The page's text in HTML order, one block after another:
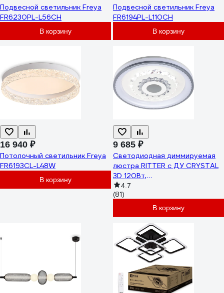
Подвесной светильник Freya
FR6230PL-L56CH
В корзину
Подвесной светильник Freya
FR6194PL-L110CH
В корзину
16 940 ₽
Потолочный светильник Freya
FR6193CL-L48W
В корзину
9 685 ₽
Светодиодная диммируемая
люстра RITTER с ДУ CRYSTAL
3D 120Вт,
3000К+6000K/4200К/
7920Лм, 480x60мм 52368 0
4.7
(81)
В корзину